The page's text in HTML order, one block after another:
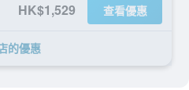
HK$1,529 查看優惠
的優惠